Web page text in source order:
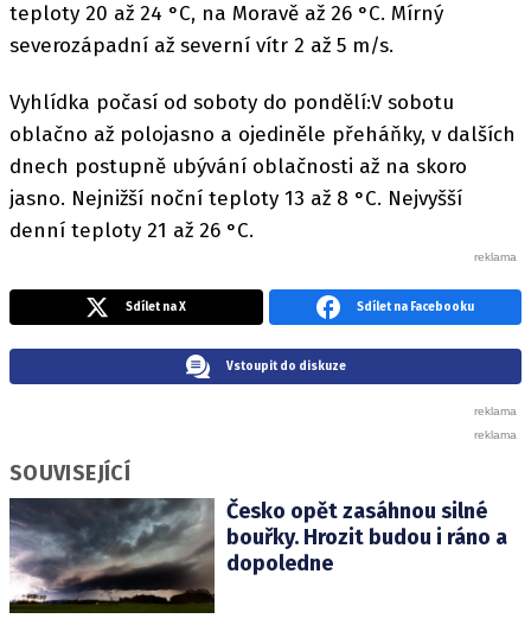
teploty 20 až 24 °C, na Moravě až 26 °C. Mírný
severozápadní až severní vítr 2 až 5 m/s.
Vyhlídka počasí od soboty do pondělí:V sobotu
oblačno až polojasno a ojediněle přeháňky, v dalších
dnech postupně ubývání oblačnosti až na skoro
jasno. Nejnižší noční teploty 13 až 8 °C. Nejvyšší
denní teploty 21 až 26 °C.
Sdílet na X Sdílet na Facebooku
Vstoupit do diskuze
SOUVISEJÍCÍ
Česko opět zasáhnou silné
bouřky. Hrozit budou i ráno a
dopoledne